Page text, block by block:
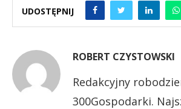
UDOSTĘPNIJ
ROBERT CZYSTOWSKI
Redakcyjny
300Gospodarki.